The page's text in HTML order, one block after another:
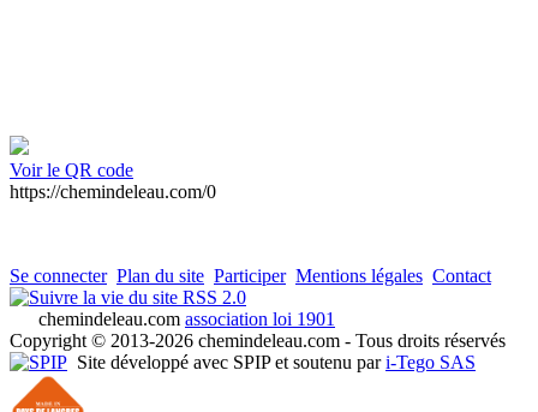
Voir le QR code
https://chemindeleau.com/0
Se connecter Plan du site Participer Mentions légales Contact
RSS 2.0
chemindeleau.com association loi 1901
Copyright © 2013-2026 chemindeleau.com - Tous droits réservés
Site développé avec SPIP et soutenu pari-Tego SAS